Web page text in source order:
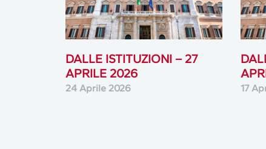
DALLE ISTITUZIONI – 27
APRILE 2026
24 Aprile 2026 17